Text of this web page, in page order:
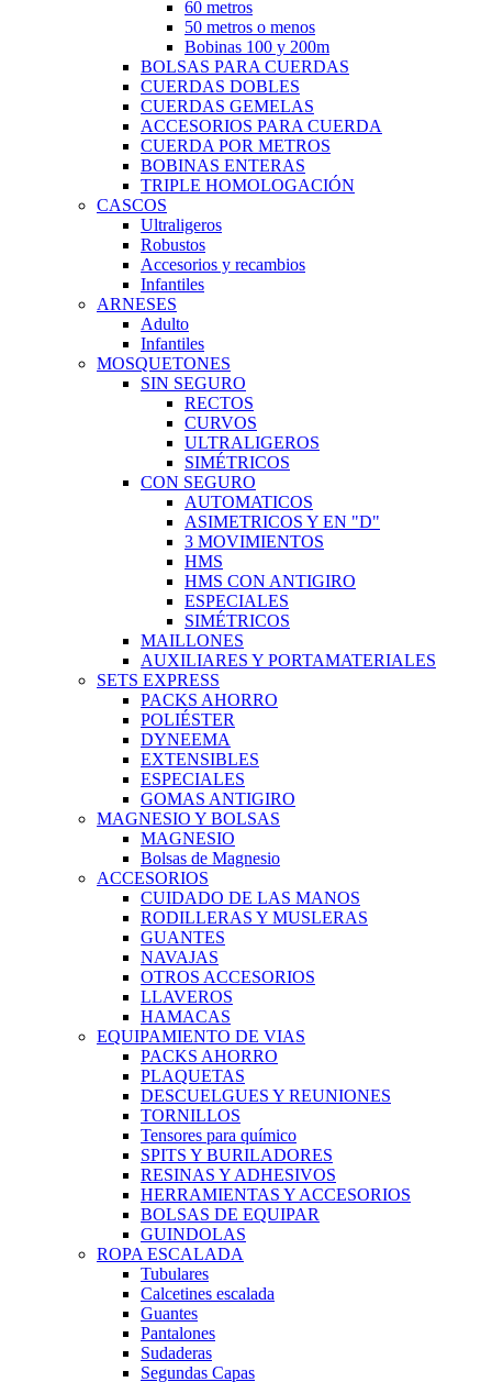
60 metros
50 metros o menos
Bobinas 100 y 200m
BOLSAS PARA CUERDAS
CUERDAS DOBLES
CUERDAS GEMELAS
ACCESORIOS PARA CUERDA
CUERDA POR METROS
BOBINAS ENTERAS
TRIPLE HOMOLOGACIÓN
CASCOS
Ultraligeros
Robustos
Accesorios y recambios
Infantiles
ARNESES
Adulto
Infantiles
MOSQUETONES
SIN SEGURO
RECTOS
CURVOS
ULTRALIGEROS
SIMÉTRICOS
CON SEGURO
AUTOMATICOS
ASIMETRICOS Y EN "D"
3 MOVIMIENTOS
HMS
HMS CON ANTIGIRO
ESPECIALES
SIMÉTRICOS
MAILLONES
AUXILIARES Y PORTAMATERIALES
SETS EXPRESS
PACKS AHORRO
POLIÉSTER
DYNEEMA
EXTENSIBLES
ESPECIALES
GOMAS ANTIGIRO
MAGNESIO Y BOLSAS
MAGNESIO
Bolsas de Magnesio
ACCESORIOS
CUIDADO DE LAS MANOS
RODILLERAS Y MUSLERAS
GUANTES
NAVAJAS
OTROS ACCESORIOS
LLAVEROS
HAMACAS
EQUIPAMIENTO DE VIAS
PACKS AHORRO
PLAQUETAS
DESCUELGUES Y REUNIONES
TORNILLOS
Tensores para químico
SPITS Y BURILADORES
RESINAS Y ADHESIVOS
HERRAMIENTAS Y ACCESORIOS
BOLSAS DE EQUIPAR
GUINDOLAS
ROPA ESCALADA
Tubulares
Calcetines escalada
Guantes
Pantalones
Sudaderas
Segundas Capas